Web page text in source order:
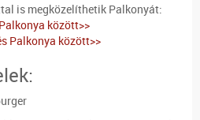
is megközelíthetik Palkonyát:
között>>
Palkonya között>>